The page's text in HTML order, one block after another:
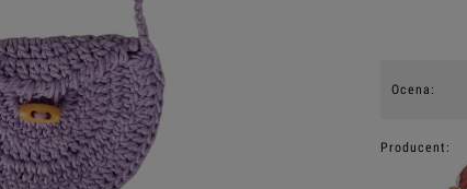
Ocena:
Producent: